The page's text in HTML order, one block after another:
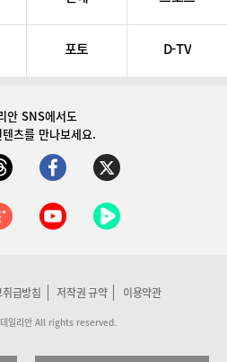
포토 D-TV
안 SNS에서도
츠를 만나보세요.
급방침 저작권 규약 이용약관
일리안 All rights reserved.